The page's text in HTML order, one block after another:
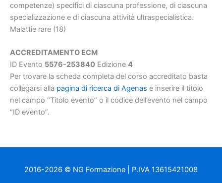
competenze) specifici di ciascuna professione, di ciascuna
specializzazione e di ciascuna attività ultraspecialistica.
Malattie rare (18)
ACCREDITAMENTO ECM
ID Evento 5576-253840 Edizione 4
Per trovare la scheda completa del corso accreditato basta
collegarsi alla pagina di ricerca di Agenas e inserire il titolo
nel campo “Titolo evento” o il codice dell’evento nel campo
“ID evento”.
2016-2026 © NG Formazione | P.IVA 13615421008